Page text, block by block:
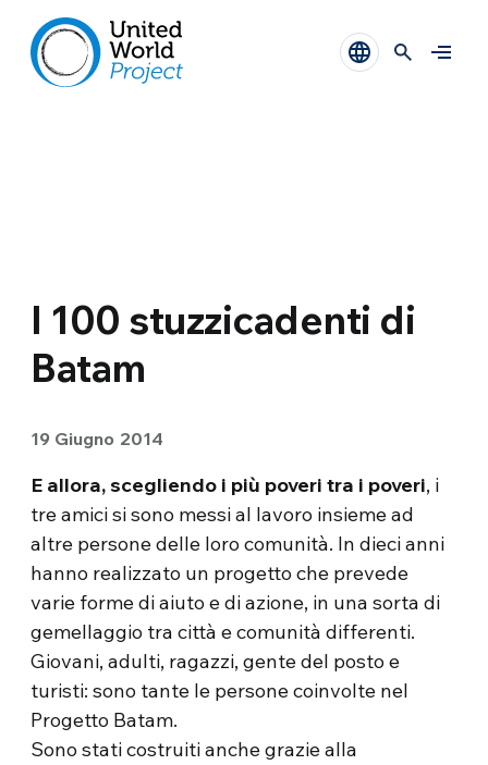
I 100 stuzzicadenti di
Batam
19 Giugno 2014
E allora, scegliendo i più poveri tra i poveri, i
tre amici si sono messi al lavoro insieme ad
altre persone delle loro comunità. In dieci anni
hanno realizzato un progetto che prevede
varie forme di aiuto e di azione, in una sorta di
gemellaggio tra città e comunità differenti.
Giovani, adulti, ragazzi, gente del posto e
turisti: sono tante le persone coinvolte nel
Progetto Batam.
Sono stati costruiti anche grazie alla